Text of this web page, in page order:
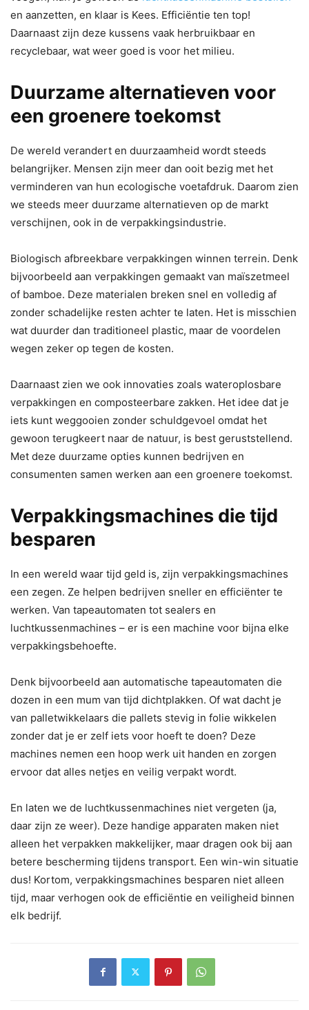
en aanzetten, en klaar is Kees. Efficiëntie ten top!
Daarnaast zijn deze kussens vaak herbruikbaar en
recyclebaar, wat weer goed is voor het milieu.
Duurzame alternatieven voor
een groenere toekomst
De wereld verandert en duurzaamheid wordt steeds
belangrijker. Mensen zijn meer dan ooit bezig met het
verminderen van hun ecologische voetafdruk. Daarom zien
we steeds meer duurzame alternatieven op de markt
verschijnen, ook in de verpakkingsindustrie.
Biologisch afbreekbare verpakkingen winnen terrein. Denk
bijvoorbeeld aan verpakkingen gemaakt van maïszetmeel
of bamboe. Deze materialen breken snel en volledig af
zonder schadelijke resten achter te laten. Het is misschien
wat duurder dan traditioneel plastic, maar de voordelen
wegen zeker op tegen de kosten.
Daarnaast zien we ook innovaties zoals wateroplosbare
verpakkingen en composteerbare zakken. Het idee dat je
iets kunt weggooien zonder schuldgevoel omdat het
gewoon terugkeert naar de natuur, is best geruststellend.
Met deze duurzame opties kunnen bedrijven en
consumenten samen werken aan een groenere toekomst.
Verpakkingsmachines die tijd
besparen
In een wereld waar tijd geld is, zijn verpakkingsmachines
een zegen. Ze helpen bedrijven sneller en efficiënter te
werken. Van tapeautomaten tot sealers en
luchtkussenmachines – er is een machine voor bijna elke
verpakkingsbehoefte.
Denk bijvoorbeeld aan automatische tapeautomaten die
dozen in een mum van tijd dichtplakken. Of wat dacht je
van palletwikkelaars die pallets stevig in folie wikkelen
zonder dat je er zelf iets voor hoeft te doen? Deze
machines nemen een hoop werk uit handen en zorgen
ervoor dat alles netjes en veilig verpakt wordt.
En laten we de luchtkussenmachines niet vergeten (ja,
daar zijn ze weer). Deze handige apparaten maken niet
alleen het verpakken makkelijker, maar dragen ook bij aan
betere bescherming tijdens transport. Een win-win situatie
dus! Kortom, verpakkingsmachines besparen niet alleen
tijd, maar verhogen ook de efficiëntie en veiligheid binnen
elk bedrijf.